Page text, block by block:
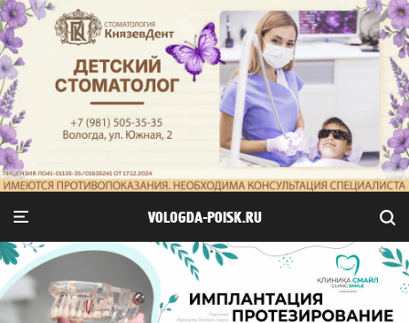
VOLOGDA-POISK.RU